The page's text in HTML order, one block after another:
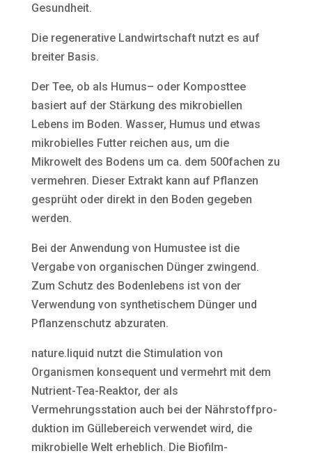
Gesundheit.
Die regenerative Landwirtschaft nutzt es auf
breiter Basis.
Der Tee, ob als Humus– oder Komposttee
basiert auf der Stärkung des mikrobiellen
Lebens im Boden. Wasser, Humus und etwas
mikrobielles Futter reichen aus, um die
Mikrowelt des Bodens um ca. dem 500fachen zu
vermehren. Dieser Extrakt kann auf Pflanzen
gesprüht oder direkt in den Boden gegeben
werden.
Bei der Anwendung von Humustee ist die
Vergabe von organischen Dünger zwingend.
Zum Schutz des Bodenlebens ist von der
Verwendung von synthetischem Dünger und
Pflanzenschutz abzuraten.
nature.liquid nutzt die Stimulation von
Organismen konsequent und vermehrt mit dem
Nutrient-Tea-Reaktor, der als
Vermehrungsstation auch bei der Nährstoffpro-
duktion im Güllebereich verwendet wird, die
mikrobielle Welt erheblich. Die Biofilm-